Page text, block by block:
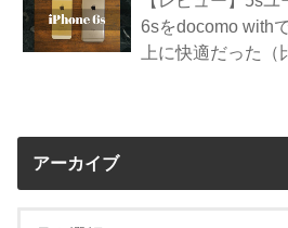
6sをdocomo with
上に快適だった（
アーカイブ